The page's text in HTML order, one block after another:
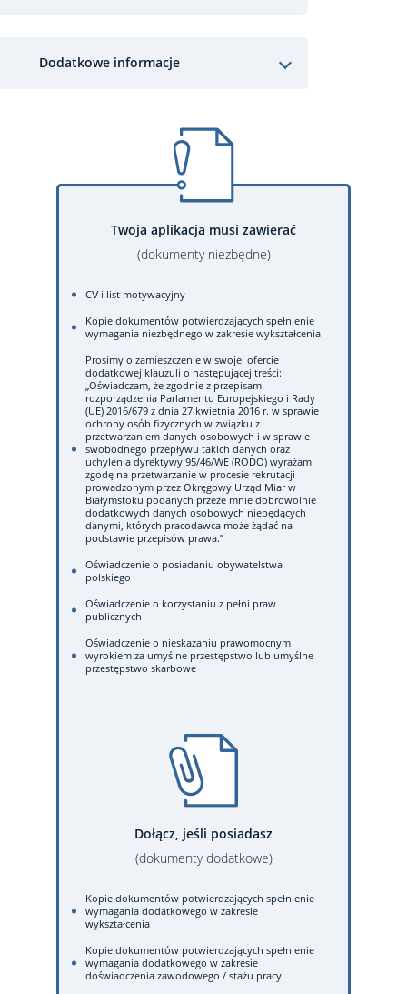
Dodatkowe informacje
Twoja aplikacja musi zawierać
(dokumenty niezbędne)
CV i list motywacyjny
Kopie dokumentów potwierdzających spełnienie
wymagania niezbędnego w zakresie wykształcenia
Prosimy o zamieszczenie w swojej ofercie
dodatkowej klauzuli o następującej treści:
„Oświadczam, że zgodnie z przepisami
rozporządzenia Parlamentu Europejskiego i Rady
(UE) 2016/679 z dnia 27 kwietnia 2016 r. w sprawie
ochrony osób fizycznych w związku z
przetwarzaniem danych osobowych i w sprawie
swobodnego przepływu takich danych oraz
uchylenia dyrektywy 95/46/WE (RODO) wyrażam
zgodę na przetwarzanie w procesie rekrutacji
prowadzonym przez Okręgowy Urząd Miar w
Białymstoku podanych przeze mnie dobrowolnie
dodatkowych danych osobowych niebędących
danymi, których pracodawca może żądać na
podstawie przepisów prawa.”
Oświadczenie o posiadaniu obywatelstwa
polskiego
Oświadczenie o korzystaniu z pełni praw
publicznych
Oświadczenie o nieskazaniu prawomocnym
wyrokiem za umyślne przestępstwo lub umyślne
przestępstwo skarbowe
Dołącz, jeśli posiadasz
(dokumenty dodatkowe)
Kopie dokumentów potwierdzających spełnienie
wymagania dodatkowego w zakresie
wykształcenia
Kopie dokumentów potwierdzających spełnienie
wymagania dodatkowego w zakresie
doświadczenia zawodowego / stażu pracy